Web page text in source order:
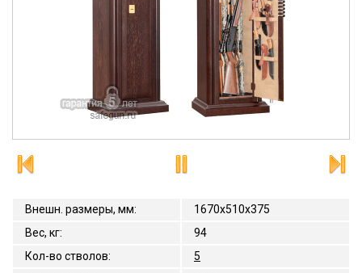
Внешн. размеры, мм:
1670x510x375
Вес, кг:
94
Кол-во стволов:
5